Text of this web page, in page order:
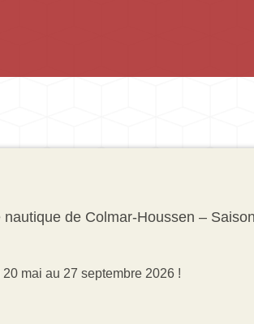
nautique de Colmar-Houssen –
mai au 27 septembre 2026 !